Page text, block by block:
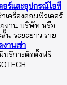
อร์และอุปกรณ์ไอที
เครื่องคอมพิวเตอร์
งาน บริษัท หรือ
น ระยะยาว ราย
งานเช่า
บริการติดตั้งฟรี